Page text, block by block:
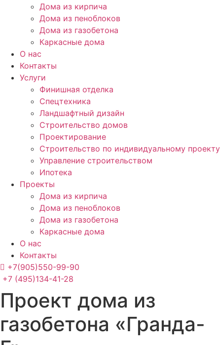
Дома из кирпича
Дома из пеноблоков
Дома из газобетона
Каркасные дома
О нас
Контакты
Услуги
Финишная отделка
Спецтехника
Ландшафтный дизайн
Строительство домов
Проектирование
Строительство по индивидуальному проекту
Управление строительством
Ипотека
Проекты
Дома из кирпича
Дома из пеноблоков
Дома из газобетона
Каркасные дома
О нас
Контакты
+7(905)550-99-90
+7 (495)134-41-28
Проект дома из
газобетона «Гранда-